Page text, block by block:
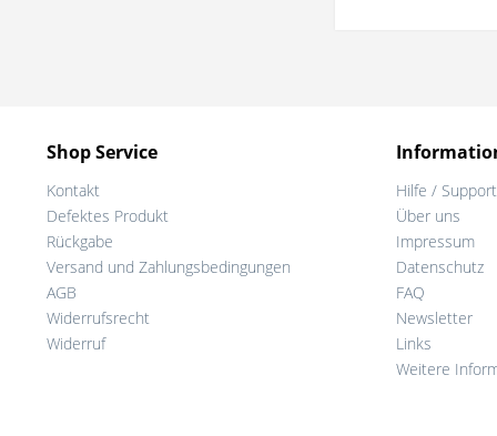
Shop Service
Kontakt
Defektes Produkt
Rückgabe
Versand und Zahlungsbedingungen
AGB
Widerrufsrecht
Widerruf
Hilfe / Support
Über uns
Impressum
Datenschutz
FAQ
Newsletter
Links
Weitere